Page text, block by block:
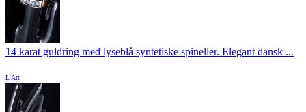
14 karat guldring med lyseblå syntetiske spineller. Elegant dansk ...
L'Art